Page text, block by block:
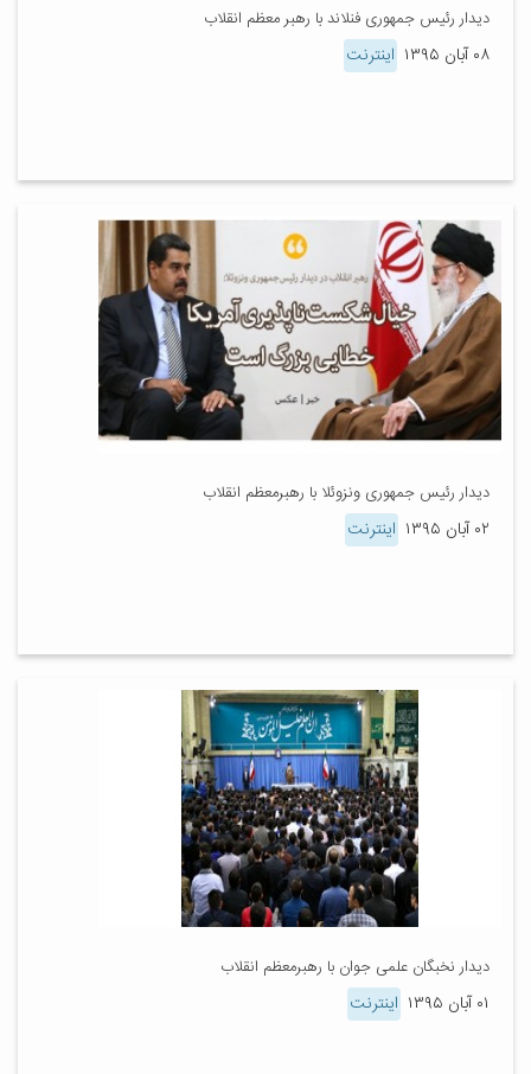
دیدار رئیس جمهوری فنلاند با رهبر معظم انقلاب
۰۸ آبان ۱۳۹۵ اینترنت
دیدار رئیس جمهوری ونزوئلا با رهبرمعظم انقلاب
۰۲ آبان ۱۳۹۵ اینترنت
دیدار نخبگان علمی جوان با رهبرمعظم انقلاب
۰۱ آبان ۱۳۹۵ اینترنت